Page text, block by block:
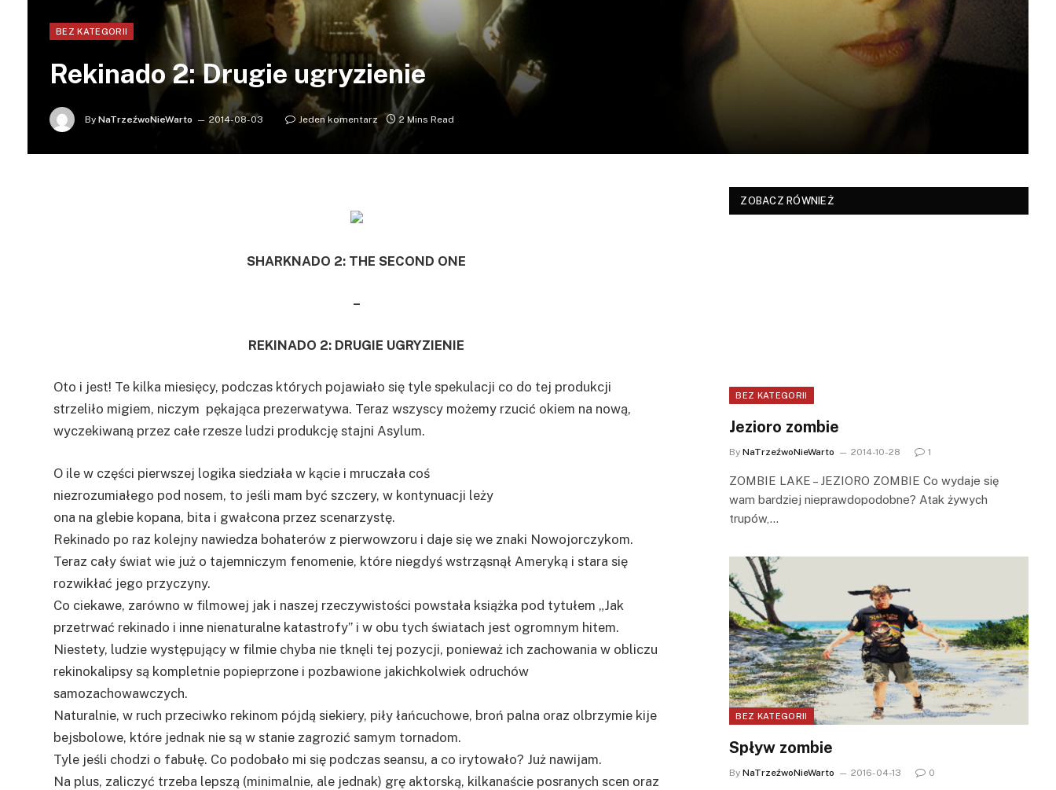
BEZ KATEGORII
Rekinado 2: Drugie ugryzienie
By NaTrzeźwoNieWarto 2014-08-03 Jeden komentarz 2 Mins Read
SHARKNADO 2: THE SECOND ONE
–
REKINADO 2: DRUGIE UGRYZIENIE
Oto i jest! Te kilka miesięcy, podczas których pojawiało się tyle spekulacji co do tej produkcji
strzeliło migiem, niczym pękająca prezerwatywa. Teraz wszyscy możemy rzucić okiem na nową,
wyczekiwaną przez całe rzesze ludzi produkcję stajni Asylum.
O ile w części pierwszej logika siedziała w kącie i mruczała coś
niezrozumiałego pod nosem, to jeśli mam być szczery, w kontynuacji leży
ona na glebie kopana, bita i gwałcona przez scenarzystę.
Rekinado po raz kolejny nawiedza bohaterów z pierwowzoru i daje się we znaki Nowojorczykom.
Teraz cały świat wie już o tajemniczym fenomenie, które niegdyś wstrząsnął Ameryką i stara się
rozwikłać jego przyczyny.
Co ciekawe, zarówno w filmowej jak i naszej rzeczywistości powstała książka pod tytułem „Jak
przetrwać rekinado i inne nienaturalne katastrofy” i w obu tych światach jest ogromnym hitem.
Niestety, ludzie występujący w filmie chyba nie tknęli tej pozycji, ponieważ ich zachowania w obliczu
rekinokalipsy są kompletnie popieprzone i pozbawione jakichkolwiek odruchów
samozachowawczych.
Naturalnie, w ruch przeciwko rekinom pójdą siekiery, piły łańcuchowe, broń palna oraz olbrzymie kije
bejsbolowe, które jednak nie są w stanie zagrozić samym tornadom.
Tyle jeśli chodzi o fabułę. Co podobało mi się podczas seansu, a co irytowało? Już nawijam.
Na plus, zaliczyć trzeba lepszą (minimalnie, ale jednak) grę aktorską, kilkanaście posranych scen oraz
ZOBACZ RÓWNIEŻ
BEZ KATEGORII
Jezioro zombie
By NaTrzeźwoNieWarto 2014-10-28 1
ZOMBIE LAKE – JEZIORO ZOMBIE Co wydaje się
wam bardziej nieprawdopodobne? Atak żywych
trupów,…
BEZ KATEGORII
Spływ zombie
By NaTrzeźwoNieWarto 2016-04-13 0